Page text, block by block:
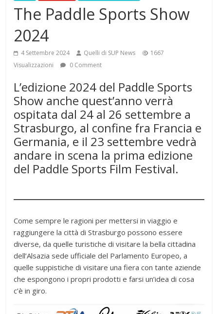
The Paddle Sports Show
2024
4 Settembre 2024 Quelli di SUP News
1667
Visualizzazioni
0 Comment
L’edizione 2024 del Paddle Sports
Show anche quest’anno verrà
ospitata dal 24 al 26 settembre a
Strasburgo, al confine fra Francia e
Germania, e il 23 settembre vedrà
andare in scena la prima edizione
del Paddle Sports Film Festival.
Come sempre le ragioni per mettersi in viaggio e
raggiungere la città di Strasburgo possono essere
diverse, da quelle turistiche di visitare la bella cittadina
dell’Alsazia sede ufficiale del Parlamento Europeo, a
quelle suppistiche di visitare una fiera con tante aziende
che espongono i propri prodotti e farsi un’idea di cosa
c’è in giro.